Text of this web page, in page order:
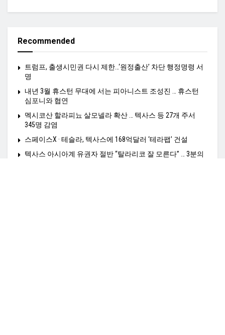
Recommended
트럼프, 출생시민권 다시 제한…‘원정출산’ 차단 행정명령 서
명
내년 3월 휴스턴 무대에 서는 피아니스트 조성진 … 휴스턴
심포니와 협연
멕시코산 할라피뇨 살모넬라 확산 … 텍사스 등 27개 주서
345명 감염
스페이스X · 테슬라, 텍사스에 168억달러 ‘테라팹’ 건설
텍사스 아시아계 유권자 절반 “탈라리코 잘 모른다” … 3분의